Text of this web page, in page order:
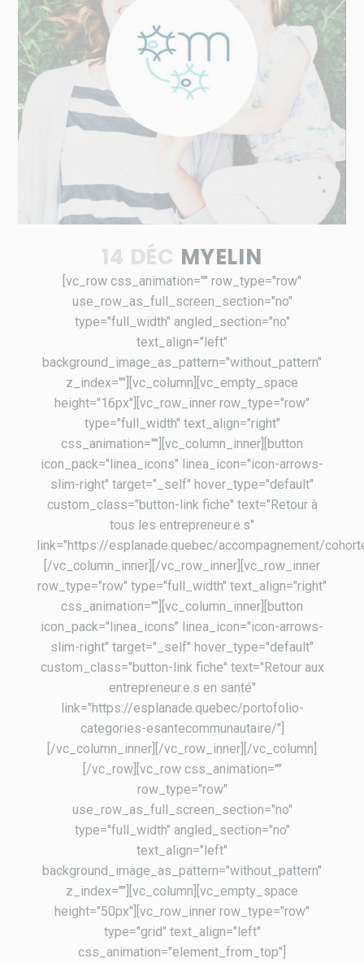
14 DÉC MYELIN
[vc_row css_animation="" row_type="row"
use_row_as_full_screen_section="no"
type="full_width" angled_section="no"
text_align="left"
background_image_as_pattern="without_pattern"
z_index=""][vc_column][vc_empty_space
height="16px"][vc_row_inner row_type="row"
type="full_width" text_align="right"
css_animation=""][vc_column_inner][button
icon_pack="linea_icons" linea_icon="icon-arrows-
slim-right" target="_self" hover_type="default"
custom_class="button-link fiche" text="Retour à
tous les entrepreneur.e.s"
link="https://esplanade.quebec/accompagnement/
[/vc_column_inner][/vc_row_inner][vc_row_inner
row_type="row" type="full_width" text_align="right"
css_animation=""][vc_column_inner][button
icon_pack="linea_icons" linea_icon="icon-arrows-
slim-right" target="_self" hover_type="default"
custom_class="button-link fiche" text="Retour aux
entrepreneur.e.s en santé"
link="https://esplanade.quebec/portofolio-
categories-esantecommunautaire/"]
[/vc_column_inner][/vc_row_inner][/vc_column]
[/vc_row][vc_row css_animation=""
row_type="row"
use_row_as_full_screen_section="no"
type="full_width" angled_section="no"
text_align="left"
background_image_as_pattern="without_pattern"
z_index=""][vc_column][vc_empty_space
height="50px"][vc_row_inner row_type="row"
type="grid" text_align="left"
css_animation="element_from_top"]